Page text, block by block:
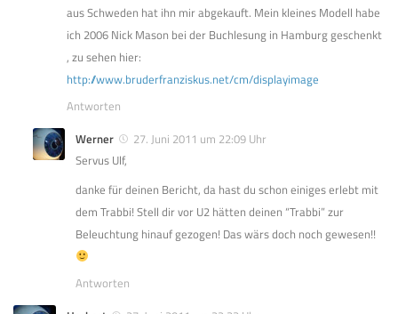
aus Schweden hat ihn mir abgekauft. Mein kleines Modell habe
ich 2006 Nick Mason bei der Buchlesung in Hamburg geschenkt
, zu sehen hier:
http://www.bruderfranziskus.net/cm/displayimage
Antworten
Werner
27. Juni 2011 um 22:09 Uhr
Servus Ulf,
danke für deinen Bericht, da hast du schon einiges erlebt mit
dem Trabbi! Stell dir vor U2 hätten deinen “Trabbi” zur
Beleuchtung hinauf gezogen! Das wärs doch noch gewesen!!
Antworten